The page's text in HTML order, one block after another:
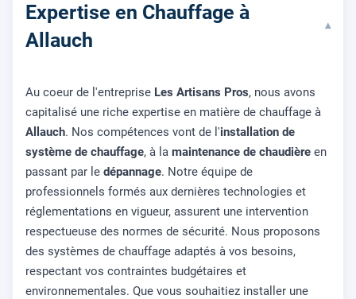
Expertise en Chauffage à
Allauch
▾
Au coeur de l'entreprise Les Artisans Pros, nous avons
capitalisé une riche expertise en matière de chauffage à
Allauch. Nos compétences vont de l'installation de
système de chauffage, à la maintenance de chaudière en
passant par le dépannage. Notre équipe de
professionnels formés aux dernières technologies et
réglementations en vigueur, assurent une intervention
respectueuse des normes de sécurité. Nous proposons
des systèmes de chauffage adaptés à vos besoins,
respectant vos contraintes budgétaires et
environnementales. Que vous souhaitiez installer une